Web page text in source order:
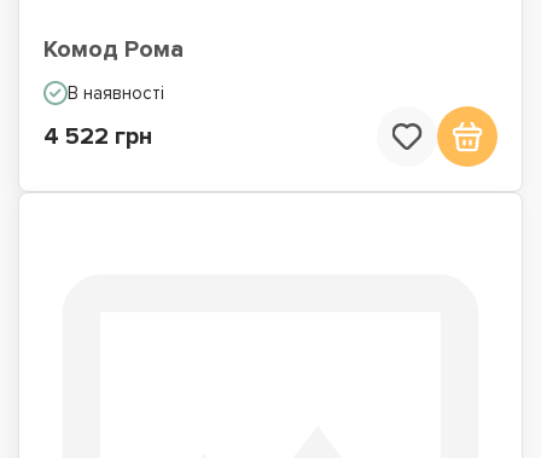
Комод Рома
В наявності
4 522 грн